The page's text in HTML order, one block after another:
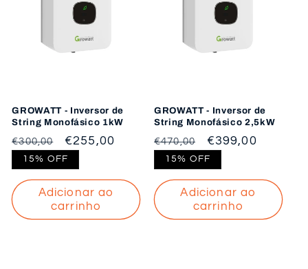
GROWATT - Inversor de
String Monofásico 1kW
Preço
normal
€300,00
Preço
de
saldo
€255,00
15% OFF
Adicionar ao
carrinho
GROWATT - Inversor de
String Monofásico 2,5kW
Preço
normal
€470,00
Preço
de
saldo
€399,00
15% OFF
Adicionar ao
carrinho